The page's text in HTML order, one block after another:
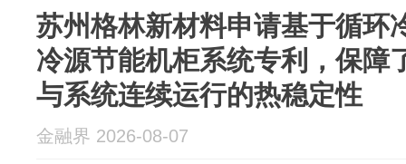
苏州格林新材料申请基于循环
冷源节能机柜系统专利，保障
与系统连续运行的热稳定性
金融界 2026-08-07